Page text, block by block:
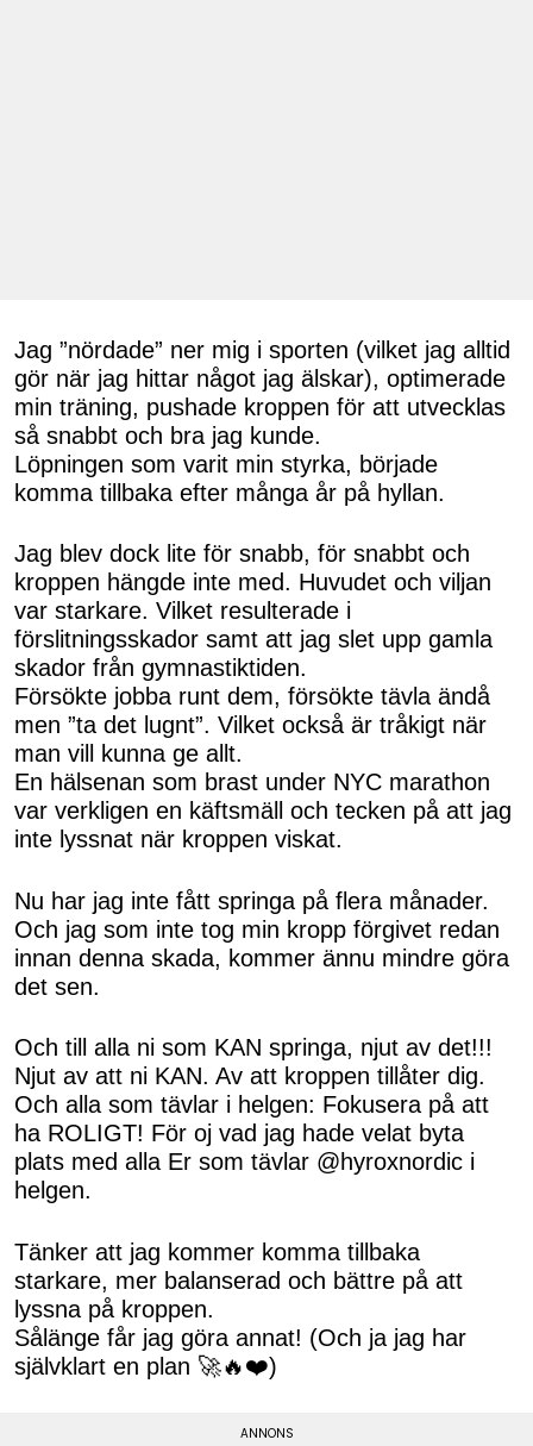
Jag ”nördade” ner mig i sporten (vilket jag alltid
gör när jag hittar något jag älskar), optimerade
min träning, pushade kroppen för att utvecklas
så snabbt och bra jag kunde.
Löpningen som varit min styrka, började
komma tillbaka efter många år på hyllan.
Jag blev dock lite för snabb, för snabbt och
kroppen hängde inte med. Huvudet och viljan
var starkare. Vilket resulterade i
förslitningsskador samt att jag slet upp gamla
skador från gymnastiktiden.
Försökte jobba runt dem, försökte tävla ändå
men ”ta det lugnt”. Vilket också är tråkigt när
man vill kunna ge allt.
En hälsenan som brast under NYC marathon
var verkligen en käftsmäll och tecken på att jag
inte lyssnat när kroppen viskat.
Nu har jag inte fått springa på flera månader.
Och jag som inte tog min kropp förgivet redan
innan denna skada, kommer ännu mindre göra
det sen.
Och till alla ni som KAN springa, njut av det!!!
Njut av att ni KAN. Av att kroppen tillåter dig.
Och alla som tävlar i helgen: Fokusera på att
ha ROLIGT! För oj vad jag hade velat byta
plats med alla Er som tävlar @hyroxnordic i
helgen.
Tänker att jag kommer komma tillbaka
starkare, mer balanserad och bättre på att
lyssna på kroppen.
Sålänge får jag göra annat! (Och ja jag har
självklart en plan 🚀🔥❤️)